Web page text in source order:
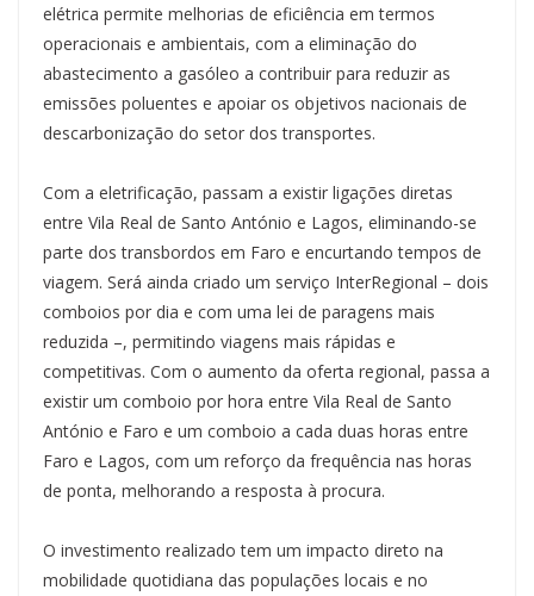
elétrica permite melhorias de eficiência em termos
operacionais e ambientais, com a eliminação do
abastecimento a gasóleo a contribuir para reduzir as
emissões poluentes e apoiar os objetivos nacionais de
descarbonização do setor dos transportes.
Com a eletrificação, passam a existir ligações diretas
entre Vila Real de Santo António e Lagos, eliminando-se
parte dos transbordos em Faro e encurtando tempos de
viagem. Será ainda criado um serviço InterRegional – dois
comboios por dia e com uma lei de paragens mais
reduzida –, permitindo viagens mais rápidas e
competitivas. Com o aumento da oferta regional, passa a
existir um comboio por hora entre Vila Real de Santo
António e Faro e um comboio a cada duas horas entre
Faro e Lagos, com um reforço da frequência nas horas
de ponta, melhorando a resposta à procura.
O investimento realizado tem um impacto direto na
mobilidade quotidiana das populações locais e no